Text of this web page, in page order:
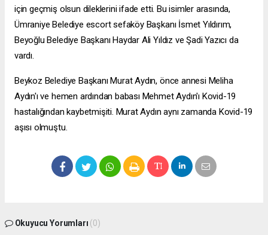
için geçmiş olsun dileklerini ifade etti. Bu isimler arasında,
Ümraniye Belediye escort sefaköyBaşkanı İsmet Yıldırım,
Beyoğlu Belediye Başkanı Haydar Ali Yıldız ve Şadi Yazıcı da
vardı.
Beykoz Belediye Başkanı Murat Aydın, önce annesi Meliha
Aydın'ı ve hemen ardından babası Mehmet Aydın'ı Kovid-19
hastalığından kaybetmişiti. Murat Aydın aynı zamanda Kovid-19
aşısı olmuştu.
Okuyucu Yorumları (0)